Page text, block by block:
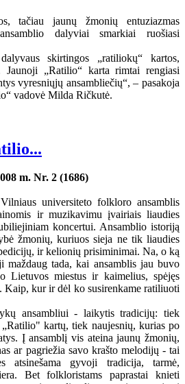
tačiau jaunų žmonių entuziazmas
dalyviai smarkiai ruošiasi
skirtingos „ratiliokų“ kartos,
„Ratilio“ karta rimtai rengiasi
vyresniųjų ansambliečių“, – pasakoja
vadovė Milda Ričkutė.
m. Nr. 2 (1686)
universiteto folkloro ansamblis
ir muzikavimu įvairiais liaudies
koncertui. Ansamblio istoriją
žmonių, kuriuos sieja ne tik liaudies
ir kelionių prisiminimai. Na, o ką
maždaug tada, kai ansamblis jau buvo
Lietuvos miestus ir kaimelius, spėjęs
Kaip, kur ir dėl ko susirenkame ratiliuoti
ansambliui - laikytis tradicijų: tiek
kartų, tiek naujesnių, kurias po
Į ansamblį vis ateina jaunų žmonių,
ar pagriežia savo krašto melodijų - tai
atsinešama gyvoji tradicija, tarmė,
Bet folkloristams paprastai knieti